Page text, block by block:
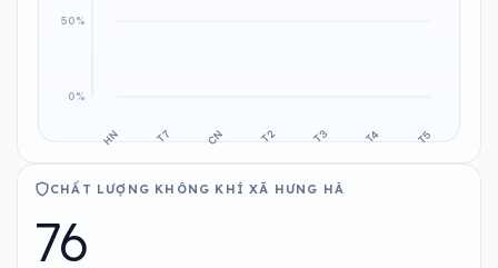
CHẤT LƯỢNG KHÔNG KHÍ XÃ HƯNG HÀ
76